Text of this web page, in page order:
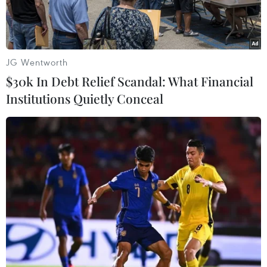
Phiến quân Hồi giáo Boko Haram tại Nigeria trong một đoạn
video tung lên mạng. (Nguồn: AFP/TTXVN)
Nguồn tin an ninh và người dân địa phương
cho biết ngày 14/2, hàng trăm phiến quân Hồi
giáo Boko Haram đã đánh chiếm thành phố
Gombe, bang Gombe, ở Đông Bắc Nigeria, bắn
súng hạng nặng và rải truyền đơn kêu gọi
người dân tẩy chay cuộc tổng tuyển cử sắp tới.
JG Wentworth
$30k In Debt Relief Scandal: What Financial
Institutions Quietly Conceal